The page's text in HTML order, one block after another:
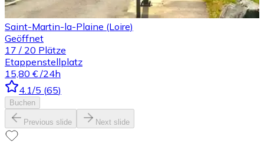
Saint-Martin-la-Plaine (Loire)
Geöffnet
17 / 20 Plätze
Etappenstellplatz
15,80 € /24h
4.1/5 (65)
Buchen
Previous slide Next slide